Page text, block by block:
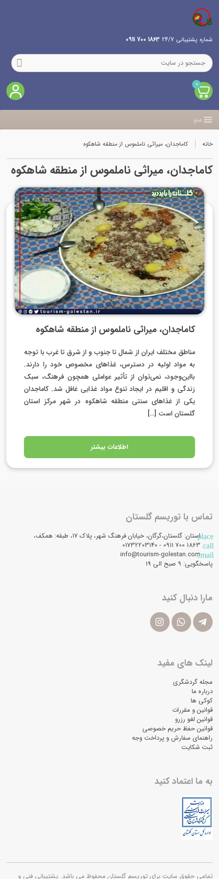
شماره پشتیبانی 24/7 1863 700 0911
0
منو
خانه کاماجدان، میراثی ناملموس از منطقه شاهکوه
کاماجدان، میراثی ناملموس از منطقه شاهکوه
کاماجدان، میراثی ناملموس از منطقه شاهکوه
مناطق مختلف ایران از شمال تا جنوب و از شرق تا غرب با توجه
به مواد اولیه در دسترس، غذاهای مخصوص خود را دارند.
بااین‌وجود، نمی‌توان از تأثیر عواملی همچون فرهنگ، سبک
زندگی و اقلیم در ایجاد تنوع مواد غذایی غافل شد. کاماجدان
یکی از غذاهای سنتی منطقه شاهکوه در شهر مرکز استان
گلستان است […]
اطلاعات بیشتر
تماس با توریسم گلستان
placeاستان: گلستان،گرگان، خیابان فرهنگ شهر، پلاک 17، طبقه: همکف،
call
email
info@tourism-golestan.com
پاسخگویی: ۹ صبح الی 19
مارا دنبال کنید
لینک های مفید
مجله گردشگری
درباره ما
کوکی ها
قوانین و مقررات
قوانین لغو رزرو
قوانین حفظ حریم خصوصی
راهنمای سفارش و پرداخت وجه
ثبت شکایت
به ما اعتماد کنید
تمامی حقوق سایت برای توریسم گلستان محفوظ می باشد. پشتیبانی فنی و